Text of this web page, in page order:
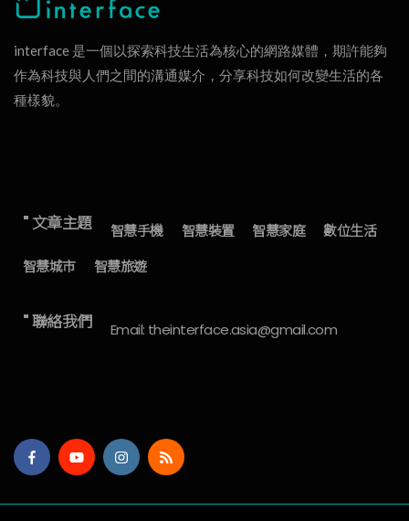
interface 是一個以探索科技生活為核心的網路媒體，期許能夠
作為科技與人們之間的溝通媒介，分享科技如何改變生活的各
種樣貌。
" 文章主題 智慧手機 智慧裝置 智慧家庭
數位生活
智慧城市
智慧旅遊
" 聯絡我們 Email: theinterface.asia@gmail.com